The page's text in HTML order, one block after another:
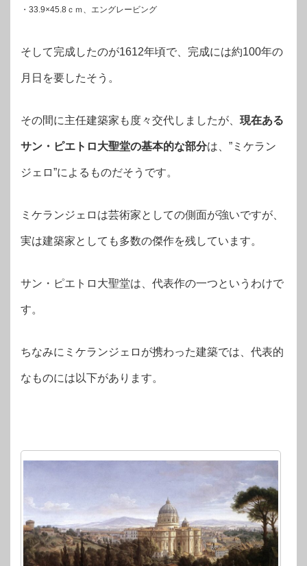
・33.9×45.8ｃｍ、エングレービング
そして完成したのが1612年頃で、完成には約100年の
月日を要したそう。
その間に主任建築家も度々交代しましたが、 現在ある
サン・ピエトロ大聖堂の基本的な部分は、”ミケラン
ジェロ”によるものだそうです。
ミケランジェロは芸術家としての側面が強いですが、
実は建築家としても多数の傑作を残しています。
サン・ピエトロ大聖堂は、代表作の一つというわけで
す。
ちなみにミケランジェロが携わった建築では、代表的
なものには以下があります。